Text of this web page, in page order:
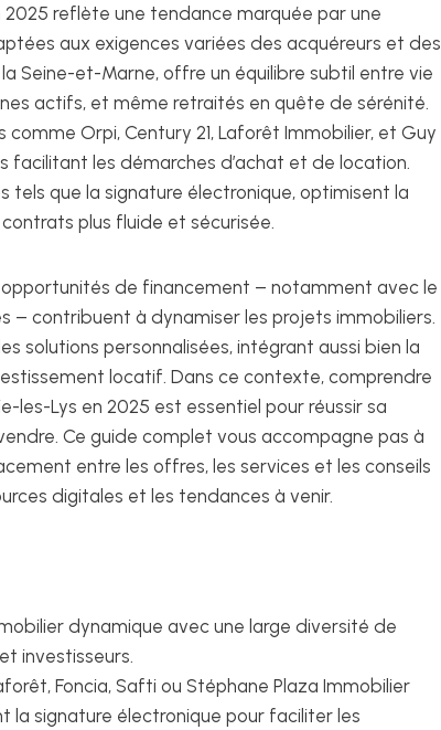
reflète une tendance marquée par une
aux exigences variées des acquéreurs et des
Seine-et-Marne, offre un équilibre subtil entre vie
actifs, et même retraités en quête de sérénité.
Orpi, Century 21, Laforêt Immobilier, et Guy
les démarches d’achat et de location.
tels que la signature électronique, optimisent la
plus fluide et sécurisée.
opportunités de financement – notamment avec le
– contribuent à dynamiser les projets immobiliers.
solutions personnalisées, intégrant aussi bien la
locatif. Dans ce contexte, comprendre
les-Lys en 2025 est essentiel pour réussir sa
Ce guide complet vous accompagne pas à
entre les offres, les services et les conseils
digitales et les tendances à venir.
dynamique avec une large diversité de
investisseurs.
Foncia, Safti ou Stéphane Plaza Immobilier
la signature électronique pour faciliter les